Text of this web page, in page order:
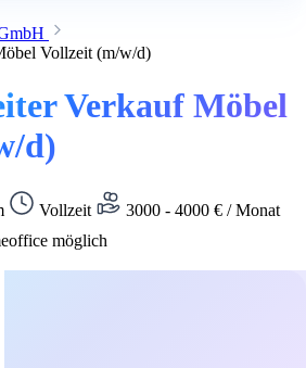
Vollzeit (m/w/d)
Verkauf Möbel
d)
Vollzeit
3000 - 4000 € / Monat
möglich